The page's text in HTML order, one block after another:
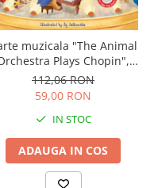
muzicala "The Animal
Plays Chopin",
cartonata, Usborne
112,06 RON
59,00 RON
IN STOC
ADAUGA IN COS